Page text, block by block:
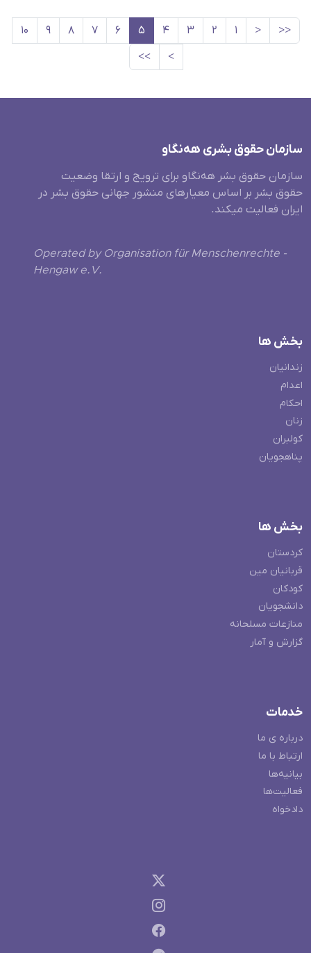
<<
< ۱ ۲ ۳ ۴ ۵ ۶ ۷ ۸ ۹
۱۰
>
>>
سازمان حقوق بشری هەنگاو
سازمان حقوق بشر هه‌نگاو برای ترویج و ارتقا وضعیت
حقوق بشر بر اساس معیارهای منشور جهانی حقوق بشر در
ایران فعالیت میکند.
Operated by Organisation für Menschenrechte -
Hengaw e.V.
بخش ها
زندانیان
اعدام
احکام
زنان
کولبران
پناهجویان
بخش ها
کردستان
قربانیان مین
کودکان
دانشجویان
منازعات مسلحانه
گزارش و آمار
خدمات
درباره ی ما
ارتباط با ما
بیانیه‌ها
فعالیت‌ها
دادخواه